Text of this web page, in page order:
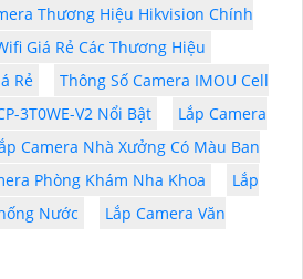
Thương Hiệu Hikvision Chính
Giá Rẻ Các Thương Hiệu
Rẻ
Thông Số Camera IMOU Cell
3T0WE-V2 Nổi Bật
Lắp Camera
Camera Nhà Xưởng Có Màu Ban
Phòng Khám Nha Khoa
Lắp
Nước
Lắp Camera Văn